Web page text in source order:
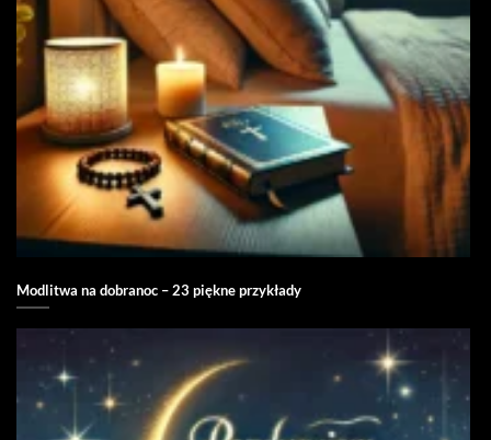
Modlitwa na dobranoc – 23 piękne przykłady